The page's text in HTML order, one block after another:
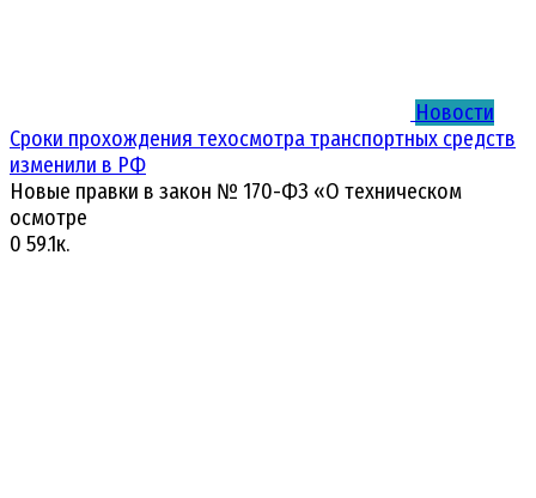
Новости
Сроки прохождения техосмотра транспортных средств
изменили в РФ
Новые правки в закон № 170-ФЗ «О техническом
осмотре
0 59.1к.